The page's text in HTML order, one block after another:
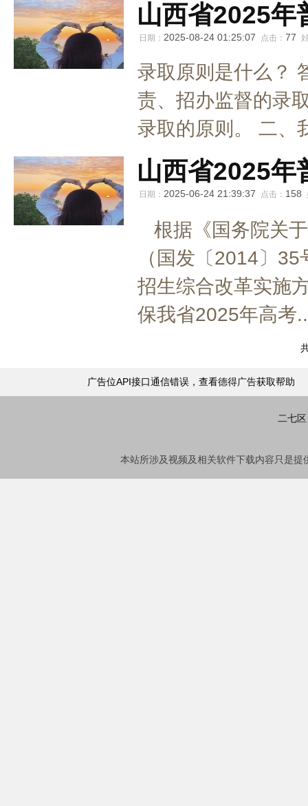
山西省2025年
日期： 2025-08-24 01:25:07 点击： 77
录取原则是什么？
责、招办监督的录
录取的原则。 二、
山西省2025年
日期： 2025-06-24 21:39:37 点击： 158
根据《国务院关
（国发〔2014〕
招生综合改革实施
保我省2025年高考
广告位API接口通信错误，查看德得广告获取帮助
二七区
本站所涉及视频及相关软件下载内容只是